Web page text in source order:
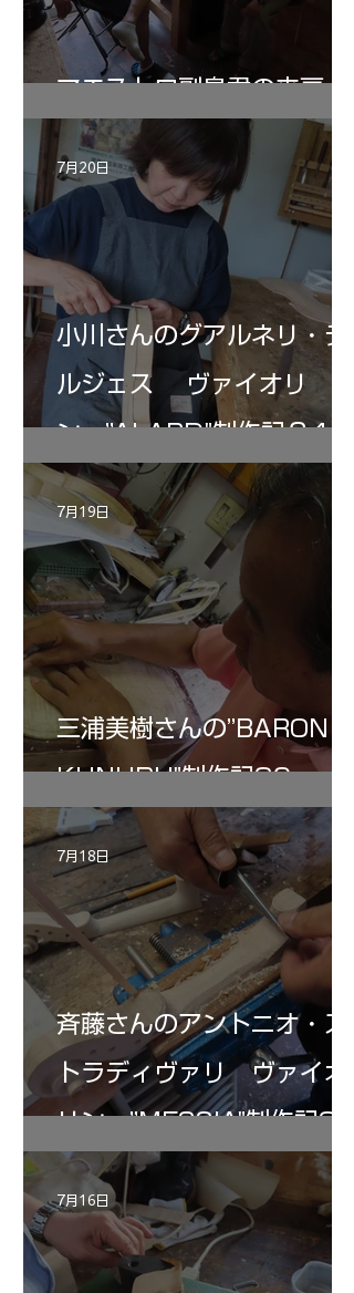
マエストロ副島君の来房
小川さんのグアルネリ・デ
ルジェス ヴァイオリ
ン ”ALARD"制作記３4
7月20日
三浦美樹さんの”BARON・
KUNUPU"制作記30
7月19日
斉藤さんのアントニオ・ス
トラディヴァリ ヴァイオ
リン ”MESSIA"制作記32
7月18日
7月16日